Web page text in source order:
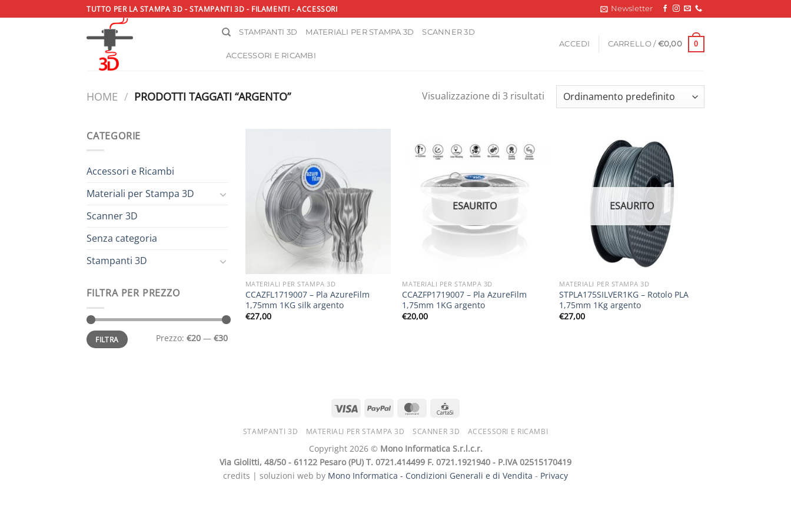
ai
TUTTO PER LA STAMPA 3D - STAMPANTI 3D - FILAMENTI - ACCESSORI Newsletter
STAMPANTI 3D MATERIALI PER STAMPA 3D SCANNER 3D
ACCESSORI E RICAMBI
ACCEDI CARRELLO / €0,00 0
HOME / PRODOTTI TAGGATI “ARGENTO” Visualizzazione di 3 risultati
CATEGORIE
Accessori e Ricambi
Materiali per Stampa 3D
Scanner 3D
Senza categoria
Stampanti 3D
FILTRA PER PREZZO
Prezzo
Min
Prezzo
MaxFILTRA Prezzo: €20 — €30
MATERIALI PER STAMPA 3D
CCAZFL1719007 – Pla AzureFilm
1,75mm 1KG silk argento
€27,00
ESAURITO
MATERIALI PER STAMPA 3D
CCAZFP1719007 – Pla AzureFilm
1,75mm 1KG argento
€20,00
ESAURITO
MATERIALI PER STAMPA 3D
STPLA175SILVER1KG – Rotolo PLA
1,75mm 1Kg argento
€27,00
STAMPANTI 3D MATERIALI PER STAMPA 3D SCANNER 3D ACCESSORI E RICAMBI
Copyright 2026 © Mono Informatica S.r.l.c.r.
Via Giolitti, 48/50 - 61122 Pesaro (PU) T. 0721.414499 F. 0721.1921940 - P.IVA 02515170419
credits | soluzioni web by Mono Informatica - Condizioni Generali e di Vendita - Privacy